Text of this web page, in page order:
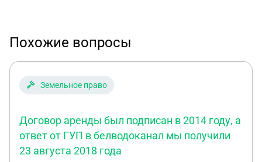
Похожие вопросы
Земельное право
Договор аренды был подписан в 2014 году, а
ответ от ГУП в белводоканал мы получили
23 августа 2018 года